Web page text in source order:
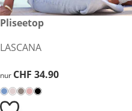
CHF 34.90
Pliseetop
LASCANA
CHF 34.90
nur CHF 34.90